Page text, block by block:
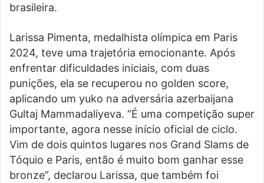
brasileira.
Larissa Pimenta, medalhista olímpica em Paris
2024, teve uma trajetória emocionante. Após
enfrentar dificuldades iniciais, com duas
punições, ela se recuperou no golden score,
aplicando um yuko na adversária azerbaijana
Gultaj Mammadaliyeva. “É uma competição super
importante, agora nesse início oficial de ciclo.
Vim de dois quintos lugares nos Grand Slams de
Tóquio e Paris, então é muito bom ganhar esse
bronze”, declarou Larissa, que também foi